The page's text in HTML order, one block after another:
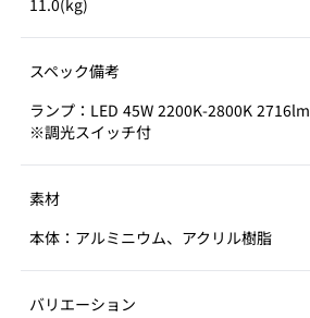
11.0(kg)
スペック備考
ランプ：LED 45W 2200K-2800K 2716lm
※調光スイッチ付
素材
本体：アルミニウム、アクリル樹脂
バリエーション